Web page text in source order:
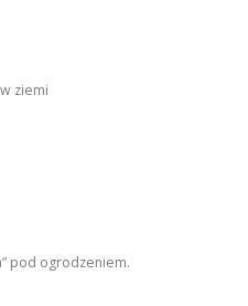
ziemi
pod ogrodzeniem.